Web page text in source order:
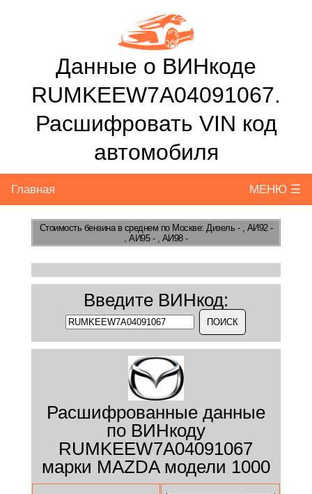
Данные о ВИНкоде
RUMKEEW7A04091067.
Расшифровать VIN код
автомобиля
Главная МЕНЮ ☰
Стоимость бензинав среднем по Москве: Дизель - , АИ92 -
, АИ95 - , АИ98 -
Введите ВИНкод:
Расшифрованные данные
по ВИНкоду
RUMKEEW7A04091067
марки MAZDA модели 1000